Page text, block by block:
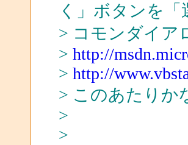
く」ボタンを
> コモンダイア
>http://
>http://
> このあたりか
>
>